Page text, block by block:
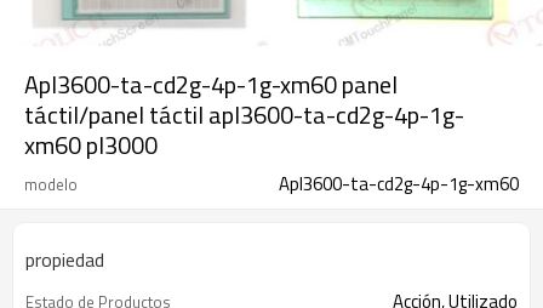
Apl3600-ta-cd2g-4p-1g-xm60 panel
táctil/panel táctil apl3600-ta-cd2g-4p-1g-
xm60 pl3000
modelo Apl3600-ta-cd2g-4p-1g-xm60
propiedad
Estado de Productos Acción, Utilizado